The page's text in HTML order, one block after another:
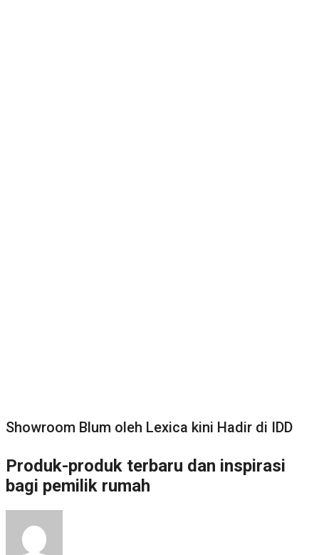
Showroom Blum oleh Lexica kini Hadir di IDD
Produk-produk terbaru dan inspirasi
bagi pemilik rumah